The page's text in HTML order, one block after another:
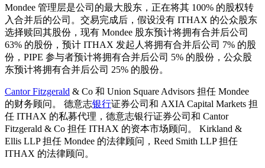
Mondee 管理层是公司的最大股东，正在将其 100% 的股权转
入合并后的公司。交易完成后，假设没有 ITHAX 的公众股东
选择赎回其股份，现有 Mondee 股东预计将拥有合并后公司
63% 的股份，预计 ITHAX 发起人将拥有合并后公司 7% 的股
份，PIPE 参与者预计将拥有合并后公司 5% 的股份，公众股
东预计将拥有合并后公司 25% 的股份。
Cantor Fitzgerald & Co 和 Union Square Advisors 担任 Mondee
的财务顾问。 德意志银行证券公司和 AXIA Capital Markets 担
任 ITHAX 的私募代理，德意志银行证券公司和 Cantor
Fitzgerald & Co 担任 ITHAX 的资本市场顾问。 Kirkland &
Ellis LLP 担任 Mondee 的法律顾问，Reed Smith LLP 担任
ITHAX 的法律顾问。